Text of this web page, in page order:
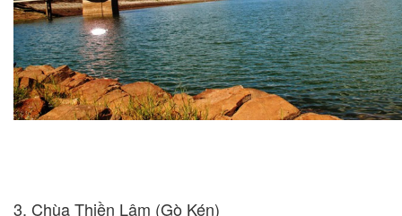
3. Chùa Thiền Lâm (Gò Kén)